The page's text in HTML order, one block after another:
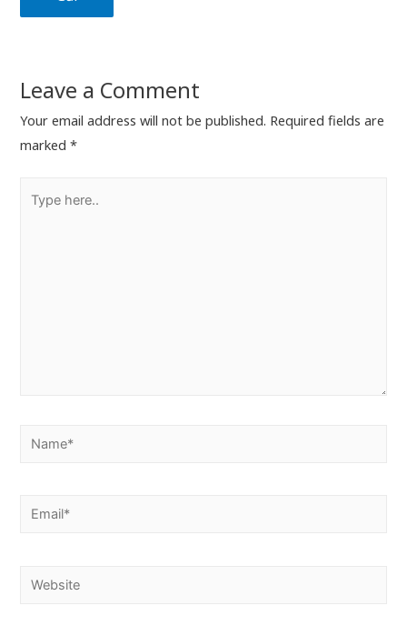
Leave a Comment
Your email address will not be published. Required fields are
marked*